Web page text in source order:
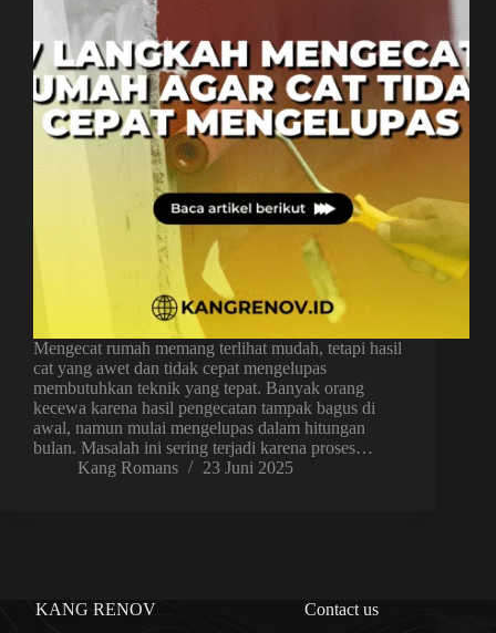
Mengecat rumah memang terlihat mudah, tetapi hasil
cat yang awet dan tidak cepat mengelupas
membutuhkan teknik yang tepat. Banyak orang
kecewa karena hasil pengecatan tampak bagus di
awal, namun mulai mengelupas dalam hitungan
bulan. Masalah ini sering terjadi karena proses…
Kang Romans
23 Juni 2025
KANG RENOV Contact us